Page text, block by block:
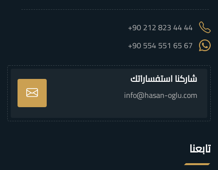
+90 212 823 44 44
+90 554 551 65 67
تابعنا
شاركنا استفساراتك
info@hasan-oglu.com